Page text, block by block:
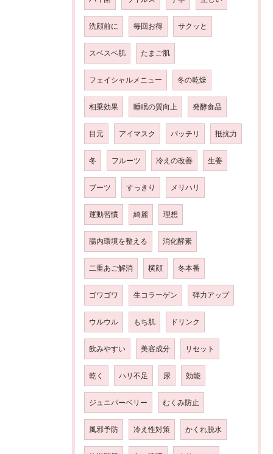
洗顔前に 毎回お得 サクッと
スベスベ肌 たまご肌
フェイシャルメニュー 冬の乾燥
相乗効果 睡眠の質向上 発酵食品
目元 アイマスク パッチリ 抵抗力
冬 フルーツ 冷えの改善 生姜
ブーツ すっきり メリハリ
運動習慣 綺麗 理想
腸内環境を整える 消化酵素
二重あご解消 横顔 冬本番
ゴワゴワ 生コラーゲン 弾力アップ
ウルウル もち肌 ドリンク
飲みやすい 美容成分 リセット
乾く ハリ不足 尿 効能
ジュニパーベリー むくみ防止
風邪予防 冷え性対策 かくれ脱水